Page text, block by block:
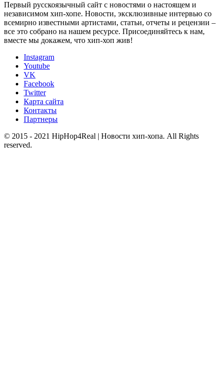
Первый русскоязычный сайт с новостями о настоящем и
независимом хип-хопе. Новости, эксклюзивные интервью со
всемирно известными артистами, статьи, отчеты и рецензии –
все это собрано на нашем ресурсе. Присоединяйтесь к нам,
вместе мы докажем, что хип-хоп жив!
Instagram
Youtube
VK
Facebook
Twitter
Карта сайта
Контакты
Партнеры
© 2015 - 2021 HipHop4Real | Новости хип-хопа. All Rights
reserved.